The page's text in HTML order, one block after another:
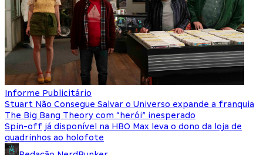
Informe Publicitário
Stuart Não Consegue Salvar o Universo expande a franquia
The Big Bang Theory com “herói” inesperado
Spin-off já disponível na HBO Max leva o dono da loja de
quadrinhos ao holofote